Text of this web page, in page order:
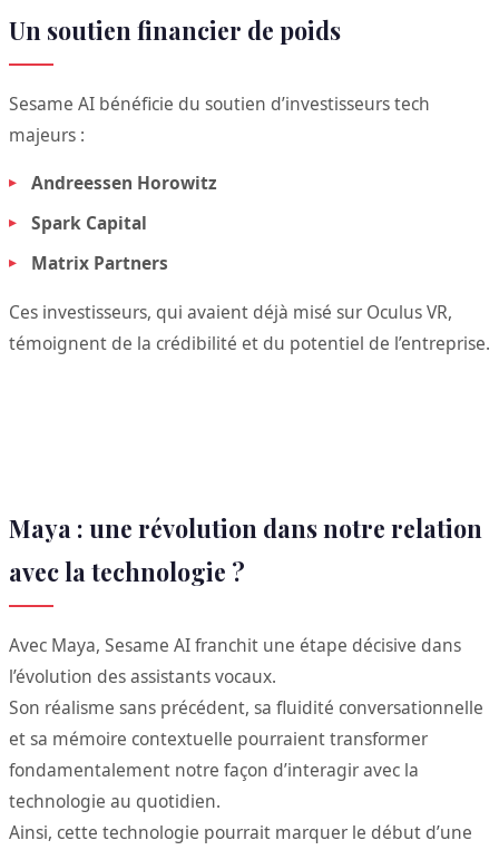
Un soutien financier de poids
Sesame AI bénéficie du soutien d’investisseurs tech
majeurs :
Andreessen Horowitz
Spark Capital
Matrix Partners
Ces investisseurs, qui avaient déjà misé sur Oculus VR,
témoignent de la crédibilité et du potentiel de l’entreprise.
Maya : une révolution dans notre relation
avec la technologie ?
Avec Maya, Sesame AI franchit une étape décisive dans
l’évolution des assistants vocaux.
Son réalisme sans précédent, sa fluidité conversationnelle
et sa mémoire contextuelle pourraient transformer
fondamentalement notre façon d’interagir avec la
technologie au quotidien.
Ainsi, cette technologie pourrait marquer le début d’une